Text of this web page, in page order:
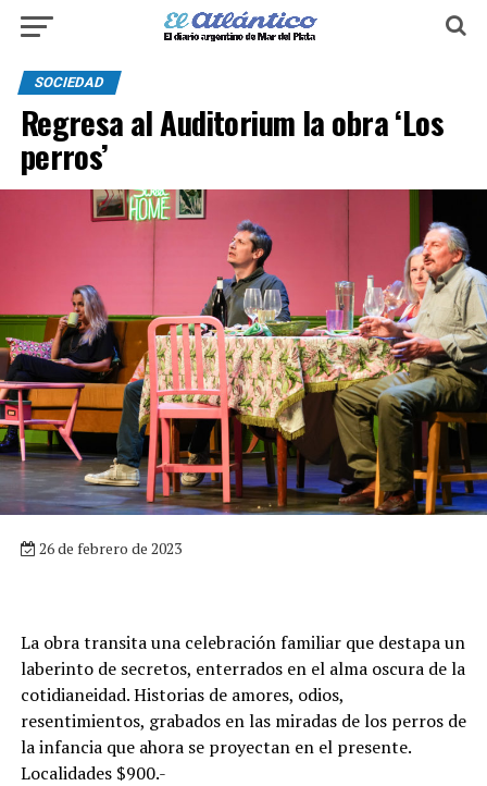
SOCIEDAD
Regresa al Auditorium la obra ‘Los
perros’
26 de febrero de 2023
La obra transita una celebración familiar que destapa un
laberinto de secretos, enterrados en el alma oscura de la
cotidianeidad. Historias de amores, odios,
resentimientos, grabados en las miradas de los perros de
la infancia que ahora se proyectan en el presente.
Localidades $900.-